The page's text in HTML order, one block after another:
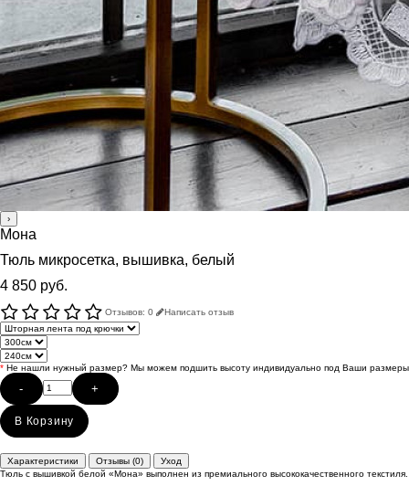
›
Мона
Тюль микросетка, вышивка, белый
4 850 руб.
Отзывов: 0 Написать отзыв
* Не нашли нужный размер? Мы можем подшить высоту индивидуально под Ваши размеры
- +
В Корзину
Характеристики Отзывы (0)
Уход
Тюль с вышивкой белой «Мона» выполнен из премиального высококачественного текстиля.